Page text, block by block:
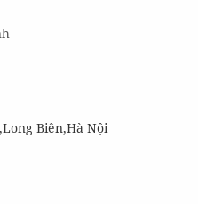
Biên,Hà Nội